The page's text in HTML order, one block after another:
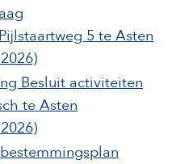
5​ te Asten
Besluit activiteiten
te Asten​